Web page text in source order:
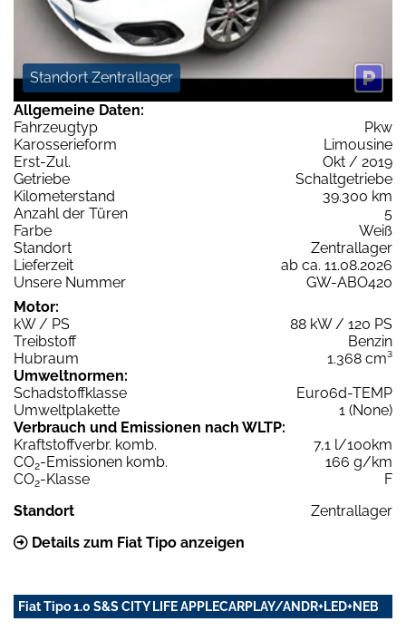
Standort Zentrallager
Allgemeine Daten:
Fahrzeugtyp
Pkw
Karosserieform
Limousine
Erst-Zul.
Okt / 2019
Getriebe
Schaltgetriebe
Kilometerstand
39.300 km
Anzahl der Türen
5
Farbe
Weiß
Standort
Zentrallager
Lieferzeit
ab ca. 11.08.2026
Unsere Nummer
GW-ABO420
Motor:
kW / PS
88 kW / 120 PS
Treibstoff
Benzin
Hubraum
1.368 cm³
Umweltnormen:
Schadstoffklasse
Euro6d-TEMP
Umweltplakette
1 (None)
Verbrauch und Emissionen nach WLTP:
Kraftstoffverbr. komb.
7,1 l/100km
CO2-Emissionen komb.
166 g/km
CO2-Klasse
F
Standort
Zentrallager
Details zum Fiat Tipo anzeigen
Fiat Tipo 1.0 S&S CITY LIFE APPLECARPLAY/ANDR+LED+NEB